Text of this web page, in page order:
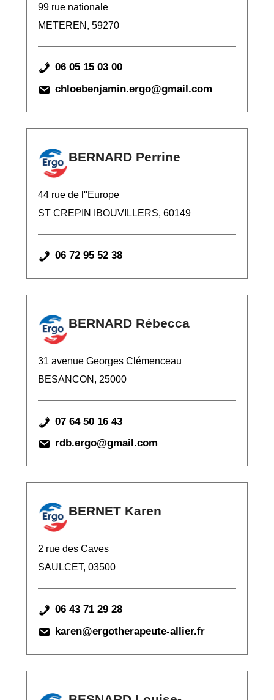
99 rue nationale
METEREN, 59270
06 05 15 03 00
chloebenjamin.ergo@gmail.com
BERNARD Perrine
44 rue de l''Europe
ST CREPIN IBOUVILLERS, 60149
06 72 95 52 38
BERNARD Rébecca
31 avenue Georges Clémenceau
BESANCON, 25000
07 64 50 16 43
rdb.ergo@gmail.com
BERNET Karen
2 rue des Caves
SAULCET, 03500
06 43 71 29 28
karen@ergotherapeute-allier.fr